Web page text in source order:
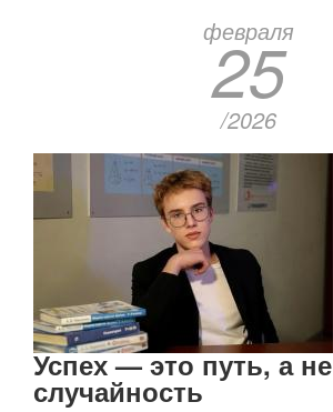
февраля
25
/2026
Успех — это путь, а не
случайность